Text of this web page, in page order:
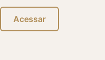
Acessar